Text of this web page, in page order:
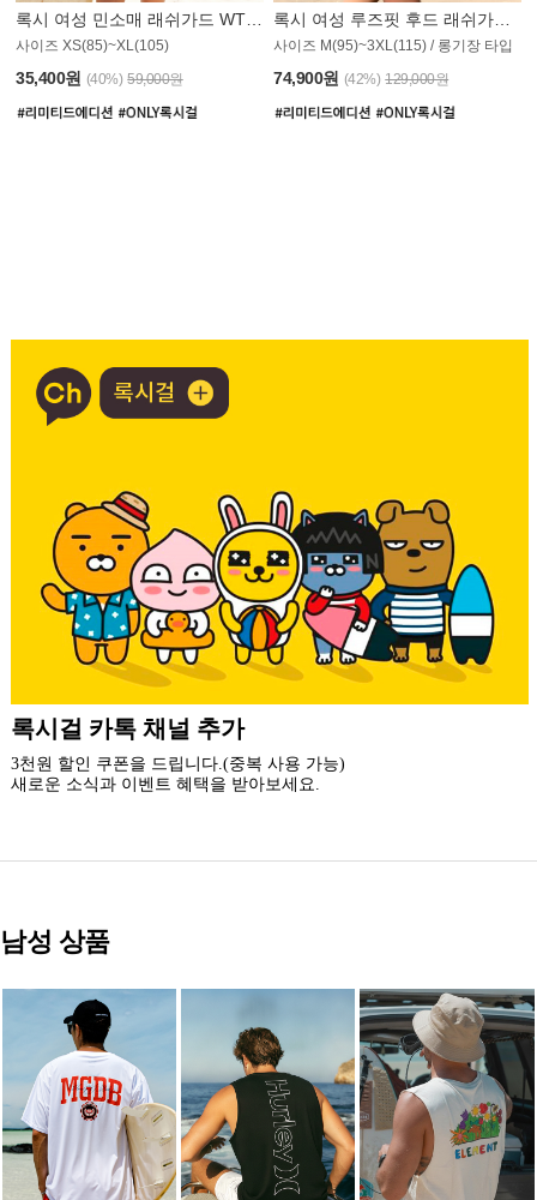
사이즈 XS(85)~XL(105)
35,400원 (40%) 59,000원
사이즈 M(95)~3XL(115) / 롱기장 타입
74,900원 (42%) 129,000원
더 가까운 쇼핑, 록시걸 모바일 앱
빠른쇼핑! 간편결제! 모바일에 딱 맞춘 쇼핑 앱
지금 설치하고 추가 할인 받아 가세요.
남성 상품